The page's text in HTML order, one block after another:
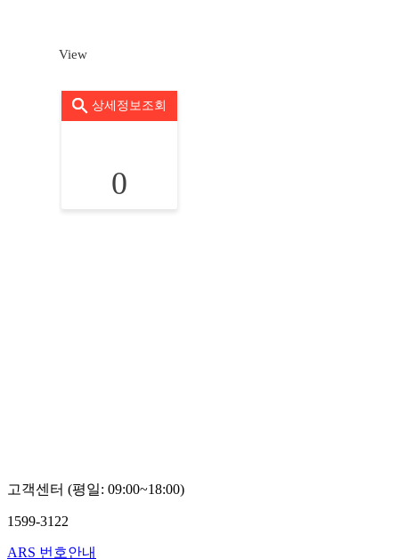
View
상세정보조회
0
고객센터 (평일: 09:00~18:00)
1599-3122
ARS 번호안내